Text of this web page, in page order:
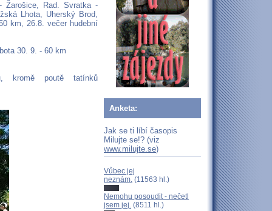
Žarošice, Rad. Svratka -
Lhota, Uherský Brod,
km, 26.8. večer hudební
30. 9. - 60 km
kromě poutě tatínků
Anketa:
Jak se ti líbí časopis
Milujte se!? (viz
www.milujte.se)
Vůbec jej
neznám. (11563 hl.)
Nemohu posoudit - nečetl
jsem jej. (8511 hl.)